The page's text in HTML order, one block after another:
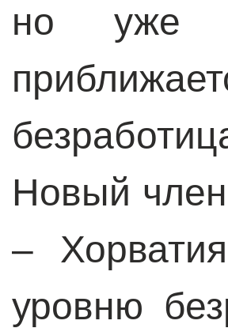
но уже
Новый
–
уровню